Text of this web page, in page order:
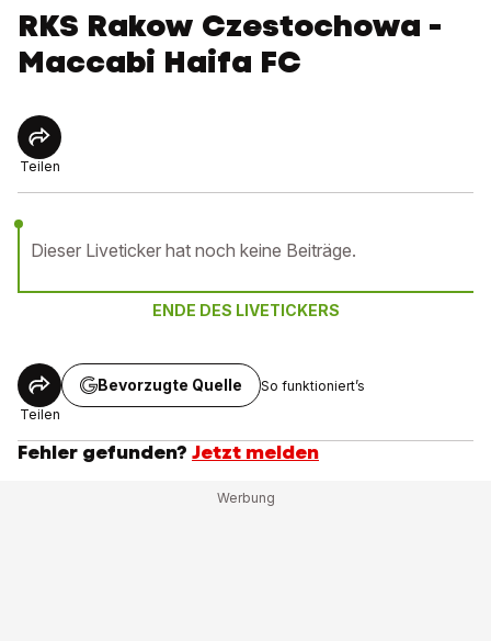
RKS Rakow Czestochowa -
Maccabi Haifa FC
Teilen
Dieser Liveticker hat noch keine Beiträge.
ENDE DES LIVETICKERS
Teilen
Bevorzugte Quelle So funktioniert’s
Fehler gefunden? Jetzt melden